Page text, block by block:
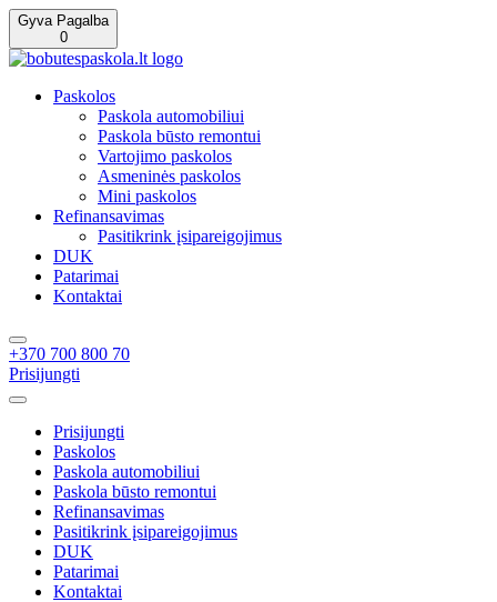
Gyva Pagalba
0
Paskolos
Paskola automobiliui
Paskola būsto remontui
Vartojimo paskolos
Asmeninės paskolos
Mini paskolos
Refinansavimas
Pasitikrink įsipareigojimus
DUK
Patarimai
Kontaktai
+370 700 800 70
Prisijungti
Prisijungti
Paskolos
Paskola automobiliui
Paskola būsto remontui
Refinansavimas
Pasitikrink įsipareigojimus
DUK
Patarimai
Kontaktai